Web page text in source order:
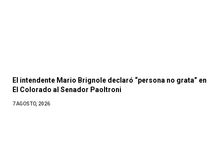
El intendente Mario Brignole declaró “persona no grata” en
El Colorado al Senador Paoltroni
7 AGOSTO, 2026